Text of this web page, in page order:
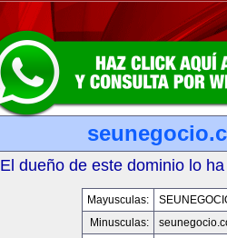
El dueño de este dominio lo
Mayusculas:
Minusculas: